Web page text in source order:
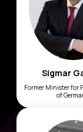
Sigmar
Former Minister for
of